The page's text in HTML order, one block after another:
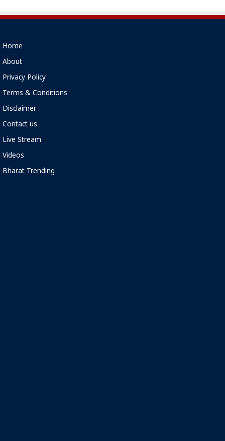
Home
About
Privacy Policy
Terms & Conditions
Disclaimer
Contact us
Live Stream
Videos
Bharat Trending